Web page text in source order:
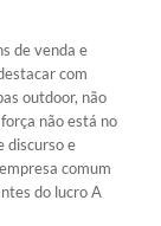
de venda e
com
outdoor, não
não está no
discurso e
comum
do lucro A